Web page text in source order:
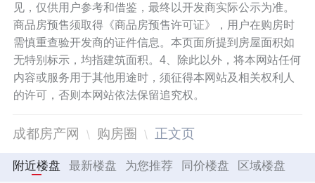
见，仅供用户参考和借鉴，最终以开发商实际公示为准。
商品房预售须取得《商品房预售许可证》，用户在购房时
需慎重查验开发商的证件信息。本页面所提到房屋面积如
无特别标示，均指建筑面积。4、除此以外，将本网站任何
内容或服务用于其他用途时，须征得本网站及相关权利人
的许可，否则本网站依法保留追究权。
成都房产网 购房圈 正文页
附近楼盘 最新楼盘 为您推荐 同价楼盘 区域楼盘